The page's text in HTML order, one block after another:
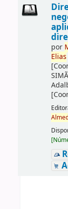
por
Elias
[